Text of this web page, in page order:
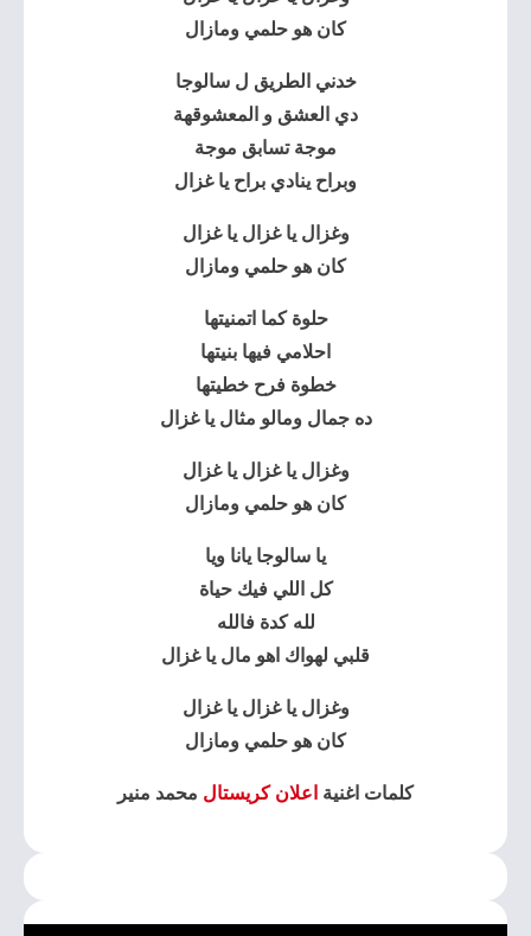
كان هو حلمي ومازال
خدني الطريق ل سالوجا
دي العشق و المعشوقهة
موجة تسابق موجة
وبراح ينادي براح يا غزال
وغزال يا غزال يا غزال
كان هو حلمي ومازال
حلوة كما اتمنيتها
احلامي فيها بنيتها
خطوة فرح خطيتها
ده جمال ومالو مثال يا غزال
وغزال يا غزال يا غزال
كان هو حلمي ومازال
يا سالوجا يانا ويا
كل اللي فيك حياة
لله كدة فالله
قلبي لهواك اهو مال يا غزال
وغزال يا غزال يا غزال
كان هو حلمي ومازال
كلمات اغنية اعلان كريستال محمد منير